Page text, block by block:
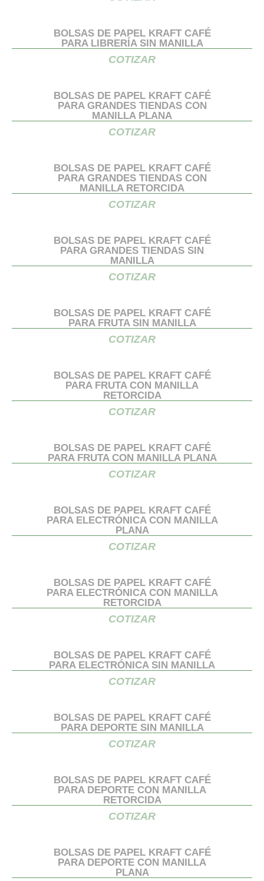
BOLSAS DE PAPEL KRAFT CAFÉ
PARA LIBRERÍA SIN MANILLA
COTIZAR
BOLSAS DE PAPEL KRAFT CAFÉ
PARA GRANDES TIENDAS CON
MANILLA PLANA
COTIZAR
BOLSAS DE PAPEL KRAFT CAFÉ
PARA GRANDES TIENDAS CON
MANILLA RETORCIDA
COTIZAR
BOLSAS DE PAPEL KRAFT CAFÉ
PARA GRANDES TIENDAS SIN
MANILLA
COTIZAR
BOLSAS DE PAPEL KRAFT CAFÉ
PARA FRUTA SIN MANILLA
COTIZAR
BOLSAS DE PAPEL KRAFT CAFÉ
PARA FRUTA CON MANILLA
RETORCIDA
COTIZAR
BOLSAS DE PAPEL KRAFT CAFÉ
PARA FRUTA CON MANILLA PLANA
COTIZAR
BOLSAS DE PAPEL KRAFT CAFÉ
PARA ELECTRÓNICA CON MANILLA
PLANA
COTIZAR
BOLSAS DE PAPEL KRAFT CAFÉ
PARA ELECTRÓNICA CON MANILLA
RETORCIDA
COTIZAR
BOLSAS DE PAPEL KRAFT CAFÉ
PARA ELECTRÓNICA SIN MANILLA
COTIZAR
BOLSAS DE PAPEL KRAFT CAFÉ
PARA DEPORTE SIN MANILLA
COTIZAR
BOLSAS DE PAPEL KRAFT CAFÉ
PARA DEPORTE CON MANILLA
RETORCIDA
COTIZAR
BOLSAS DE PAPEL KRAFT CAFÉ
PARA DEPORTE CON MANILLA
PLANA